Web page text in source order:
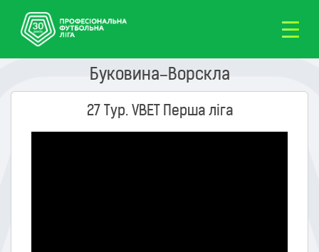
Буковина–Ворскла
27 Тур. VBET Перша ліга